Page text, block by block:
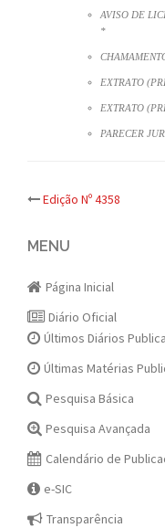
AVISO DE
*
EXTRATO
EXTRATO
PARECER
Post
Edição Nº 4358
MENU
Página Inicial
Diário Oficial
Últimos Diários
Últimas Matérias
Pesquisa Básica
Pesquisa Avançada
Calendário de
e-SIC
Transparência